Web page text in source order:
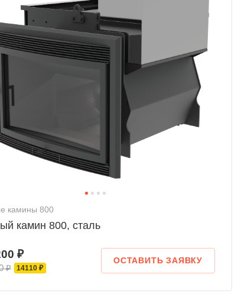
камины 800
камин 800, сталь
₽
₽ 14110 ₽
ОСТАВИТЬ ЗАЯВКУ